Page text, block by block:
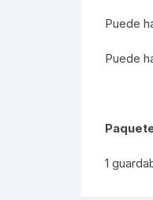
Puede
Puede
1